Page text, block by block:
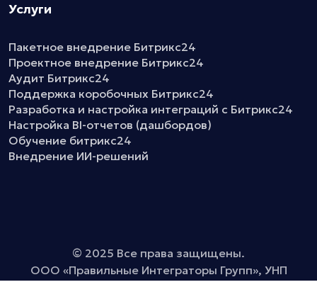
Услуги
Пакетное внедрение Битрикс24
Проектное внедрение Битрикс24
Аудит Битрикс24
Поддержка коробочных Битрикс24
Разработка и настройка интеграций с Битрикс24
Настройка BI-отчетов (дашбордов)
Обучение битрикс24
Внедрение ИИ-решений
© 2025 Все права защищены.
ООО «Правильные Интеграторы Групп», УНП